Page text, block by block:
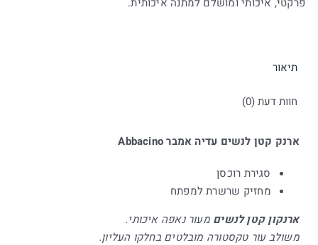
תיאור
חוות דעת (0)
ארנק קטן לנשים עדיה אמבר Abbacino
סגירת רוכסן
מחזיק שרשרת למפתח
ארנקון קטן לנשים מעור נאפה איכותי.
משולב עור טקסטורה מובלטים בחלקו העליון.